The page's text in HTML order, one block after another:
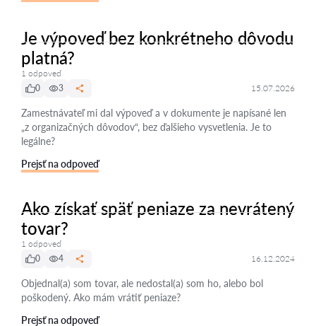
Je výpoveď bez konkrétneho dôvodu
platná?
1 odpoveď
0
3 15.07.2026
Zamestnávateľ mi dal výpoveď a v dokumente je napísané len
„z organizačných dôvodov“, bez ďalšieho vysvetlenia. Je to
legálne?
Prejsť na odpoveď
Ako získať späť peniaze za nevrátený
tovar?
1 odpoveď
0
4 16.12.2024
Objednal(a) som tovar, ale nedostal(a) som ho, alebo bol
poškodený. Ako mám vrátiť peniaze?
Prejsť na odpoveď